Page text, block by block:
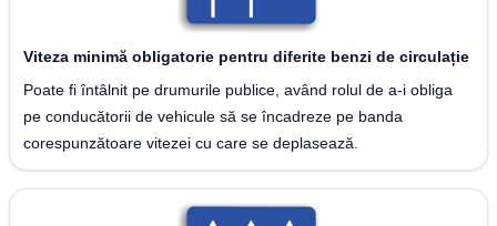
Viteza minimă obligatorie pentru diferite benzi de circulație
Poate fi întâlnit pe drumurile publice, având rolul de a-i obliga
pe conducătorii de vehicule să se încadreze pe banda
corespunzătoare vitezei cu care se deplasează.